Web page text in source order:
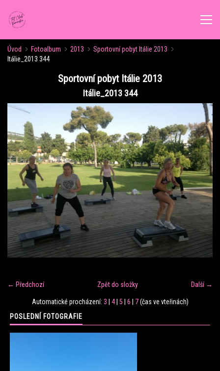
ÚVOD
ROZVRH CVIČENÍ
KALENDÁŘ AKCÍ
FORMY CVIČENÍ
VÝŽIVOVÉ PORADENSTVÍ
FITNESS TRÉNINK
FIT CLUB VERONIKA
Úvod Fotoalbum 2013
Sportovní pobyt Itálie 2013
Itálie_2013 344
Sportovní pobyt Itálie 2013
Itálie_2013 344
← Předchozí Další →
Zpět do složky
Automatické procházení: 3 | 4| 5 | 6 | 7(čas ve vteřinách)
POSLEDNÍ FOTOGRAFIE